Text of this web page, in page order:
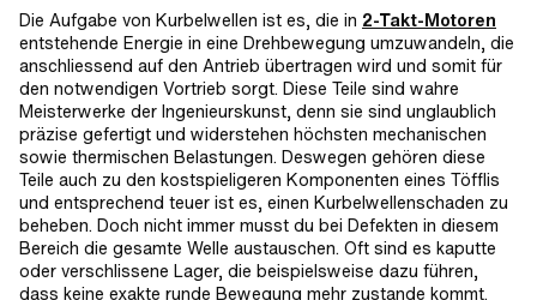
Die Aufgabe von Kurbelwellen ist es, die in 2-Takt-Motoren
entstehende Energie in eine Drehbewegung umzuwandeln, die
anschliessend auf den Antrieb übertragen wird und somit für
den notwendigen Vortrieb sorgt. Diese Teile sind wahre
Meisterwerke der Ingenieurskunst, denn sie sind unglaublich
präzise gefertigt und widerstehen höchsten mechanischen
sowie thermischen Belastungen. Deswegen gehören diese
Teile auch zu den kostspieligeren Komponenten eines Töfflis
und entsprechend teuer ist es, einen Kurbelwellenschaden zu
beheben. Doch nicht immer musst du bei Defekten in diesem
Bereich die gesamte Welle austauschen. Oft sind es kaputte
oder verschlissene Lager, die beispielsweise dazu führen,
dass keine exakte runde Bewegung mehr zustande kommt.